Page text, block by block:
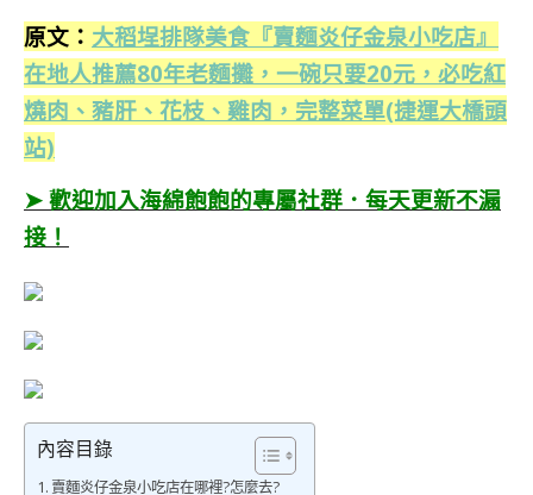
原文： 大稻埕排隊美食『賣麵炎仔金泉小吃店』
在地人推薦80年老麵攤，一碗只要20元，必吃紅
燒肉、豬肝、花枝、雞肉，完整菜單(捷運大橋頭
站)
➤ 歡迎加入海綿飽飽的專屬社群．每天更新不漏
接！
內容目錄
賣麵炎仔金泉小吃店在哪裡?怎麼去?